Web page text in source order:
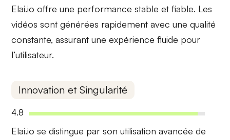
Elai.io offre une performance stable et fiable. Les
vidéos sont générées rapidement avec une qualité
constante, assurant une expérience fluide pour
l’utilisateur.
Innovation et Singularité
4.8
Elai.io se distingue par son utilisationavancée de